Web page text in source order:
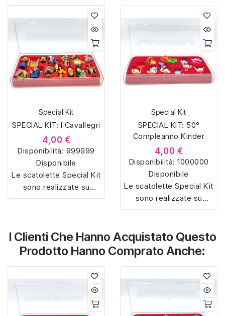
misura con materiali di
alta qualità, hanno un
interno sagomato in
vellutino rosso e offrono
soluzioni eleganti e
pratiche per organizzare
e mostrare la tua
collezione di sorpresine.
alta qualità, hanno un
interno sagomato in
vellutino rosso e offrono
soluzioni eleganti e
pratiche per organizzare
e mostrare la tua
collezione di sorpresine.
Special Kit
SPECIAL KIT: I Cavallegri
4,00 €
Disponibilità: 999999
Disponibile
Le scatolette Special Kit
sono realizzate su
misura con materiali di
vellutino rosso e offrono
soluzioni eleganti e
collezione di sorpresine.
Special Kit
SPECIAL KIT: 50°
Compleanno Kinder
4,00 €
Disponibilità: 1000000
Disponibile
Le scatolette Special Kit
sono realizzate su
misura con materiali di
interno sagomato in
vellutino rosso e offrono
soluzioni eleganti e
collezione di sorpresine.
I Clienti Che Hanno Acquistato Questo
Prodotto Hanno Comprato Anche: